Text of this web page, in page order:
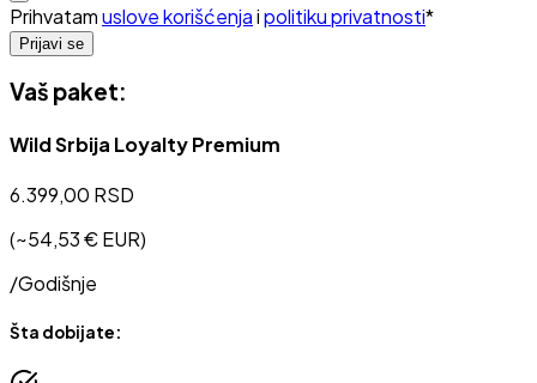
Prihvatamuslove korišćenjaipolitiku privatnosti*
Prijavi se
Vaš paket:
Wild Srbija Loyalty Premium
6.399,00 RSD
(~54,53 €EUR)
/Godišnje
Šta dobijate: